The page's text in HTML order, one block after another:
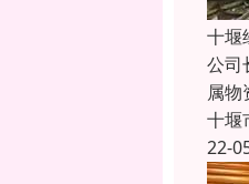
十堰
公司
属
十堰
22-